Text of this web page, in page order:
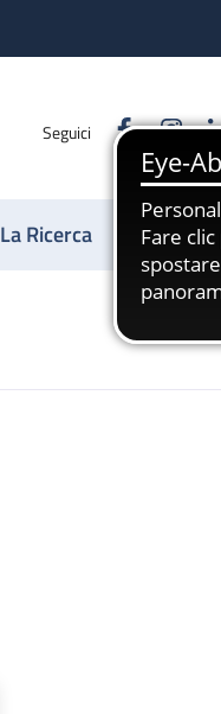
Seguici Facebook
La Ricerca